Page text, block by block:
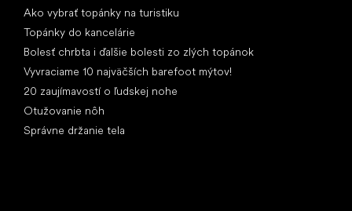
Ako vybrať topánky na turistiku
Topánky do kancelárie
Bolesť chrbta i ďalšie bolesti zo zlých topánok
Vyvraciame 10 najväčších barefoot mýtov!
20 zaujímavostí o ľudskej nohe
Otužovanie nôh
Správne držanie tela